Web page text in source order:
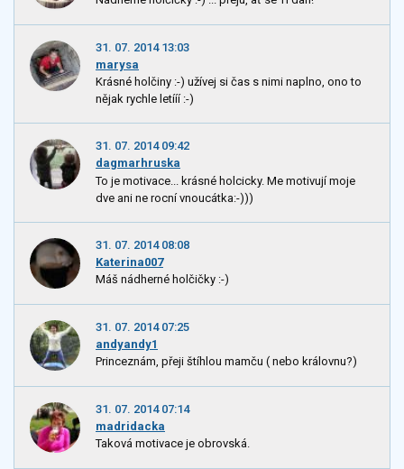
31. 07. 2014 13:03
marysa
Krásné holčiny :-) užívej si čas s nimi naplno, ono to
nějak rychle letííí :-)
31. 07. 2014 09:42
dagmarhruska
To je motivace... krásné holcicky. Me motivují moje
dve ani ne rocní vnoucátka:-)))
31. 07. 2014 08:08
Katerina007
Máš nádherné holčičky :-)
31. 07. 2014 07:25
andyandy1
Princeznám, přeji štíhlou mamču ( nebo královnu?)
31. 07. 2014 07:14
madridacka
Taková motivace je obrovská.